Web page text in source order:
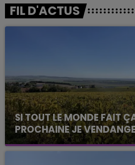
FIL D'ACTUS
SI TOUT LE MONDE FAIT
PROCHAINE JE
La vendange en Champagne
août dans la commune de